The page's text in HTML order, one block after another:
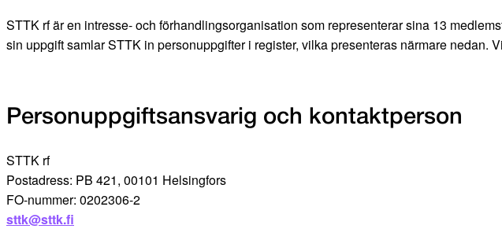
STTK rf är en intresse- och förhandlingsorganisation som representerar sina 13
sin uppgift samlar STTK in personuppgifter i register, vilka presenteras närmare nedan.
Personuppgiftsansvarig och kontaktperson
STTK rf
Postadress: PB 421, 00101 Helsingfors
FO-nummer: 0202306-2
sttk@sttk.fi